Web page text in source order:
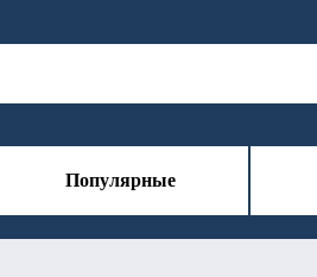
Популярные